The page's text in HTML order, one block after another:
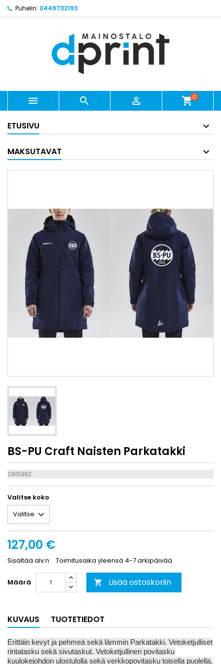
Puhelin: 0449702193
   shopping_cart0
ETUSIVU
MAKSUTAVAT
BS-PU Craft Naisten Parkatakki
1905992
Valitse koko
127,00 €
Sisältää alv:n Toimitusaika yleensä 4-7 arkipäivää
Määrä  Lisää ostoskoriin
KUVAUS TUOTETIEDOT
Erittäin kevyt ja pehmeä sekä lämmin Parkatakki. Vetoketjulliset
rintatasku sekä sivutaskut. Vetoketjullinen povitasku
kuulokejohdon ulostulolla sekä verkkopovitasku toisella puolella.